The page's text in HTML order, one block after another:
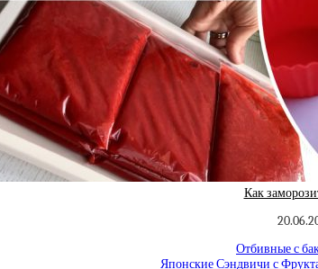
Как
Отбивные с
Японские Сэндвичи с